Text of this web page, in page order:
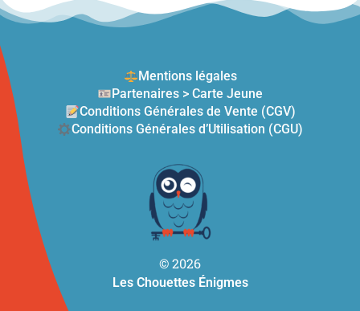
Mentions légales
Partenaires > Carte Jeune
Conditions Générales de Vente (CGV)
Conditions Générales d’Utilisation (CGU)
© 2026
Les Chouettes Énigmes